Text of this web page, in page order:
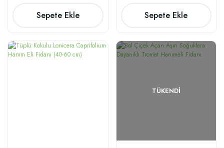
Sepete Ekle Sepete Ekle
TÜKENDI